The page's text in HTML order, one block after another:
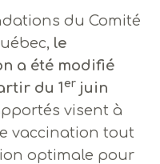
du Comité
le
a été modifié
du 1er juin
visent à
vaccination tout
optimale pour